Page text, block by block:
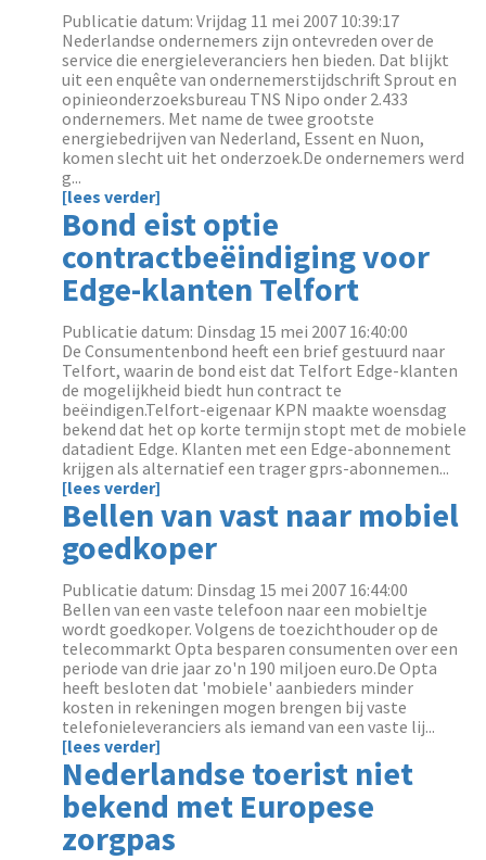
Publicatie datum: Vrijdag 11 mei 2007 10:39:17
Nederlandse ondernemers zijn ontevreden over de
service die energieleveranciers hen bieden. Dat blijkt
uit een enquête van ondernemerstijdschrift Sprout en
opinieonderzoeksbureau TNS Nipo onder 2.433
ondernemers. Met name de twee grootste
energiebedrijven van Nederland, Essent en Nuon,
komen slecht uit het onderzoek.De ondernemers werd
g...
[lees verder]
Bond eist optie
contractbeëindiging voor
Edge-klanten Telfort
Publicatie datum: Dinsdag 15 mei 2007 16:40:00
De Consumentenbond heeft een brief gestuurd naar
Telfort, waarin de bond eist dat Telfort Edge-klanten
de mogelijkheid biedt hun contract te
beëindigen.Telfort-eigenaar KPN maakte woensdag
bekend dat het op korte termijn stopt met de mobiele
datadient Edge. Klanten met een Edge-abonnement
krijgen als alternatief een trager gprs-abonnemen...
[lees verder]
Bellen van vast naar mobiel
goedkoper
Publicatie datum: Dinsdag 15 mei 2007 16:44:00
Bellen van een vaste telefoon naar een mobieltje
wordt goedkoper. Volgens de toezichthouder op de
telecommarkt Opta besparen consumenten over een
periode van drie jaar zo'n 190 miljoen euro.De Opta
heeft besloten dat 'mobiele' aanbieders minder
kosten in rekeningen mogen brengen bij vaste
telefonieleveranciers als iemand van een vaste lij...
[lees verder]
Nederlandse toerist niet
bekend met Europese
zorgpas